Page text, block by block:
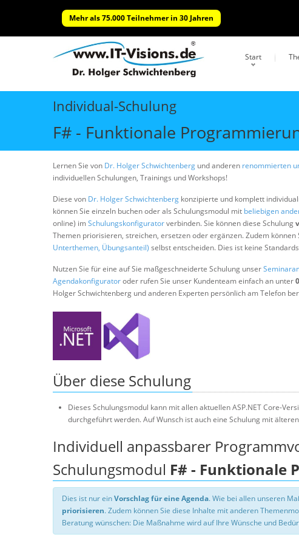
Mehr als 75.000 Teilnehmer in 30 Jahren
Start
Individual-Schulung
F# - Funktionale
Lernen Sie von Dr. Holger Schwichtenberg und anderen renommierten
individuellen Schulungen, Trainings und Workshops!
Diese von Dr. Holger Schwichtenberg konzipierte und komplett
können Sie einzeln buchen oder als Schulungsmodul mit beliebigen
online) imSchulungskonfiguratorverbinden. Sie können diese Schulung
Themen priorisieren, streichen, ersetzen oder ergänzen. Zudem können
Unterthemen, Übungsanteil) selbst entscheiden. Dies ist keine
Nutzen Sie für eine auf Sie maßgeschneiderte Schulung unser
Agendakonfiguratoroder rufen Sie unser Kundenteam einfach an unter
Holger Schwichtenberg und anderen Experten persönlich am Telefon
Über diese Schulung
Dieses Schulungsmodul kann mit allen aktuellen ASP.NET Core-
durchgeführt werden. Auf Wunsch ist auch eine Schulung mit
Individuell anpassbarer
Schulungsmodul F# - Funktionale
Dies ist nur einVorschlag für eine Agenda. Wie bei allen unseren
priorisieren. Zudem können Sie diese Inhalte mit anderen
Beratung wünschen: Die Maßnahme wird auf Ihre Wünsche und